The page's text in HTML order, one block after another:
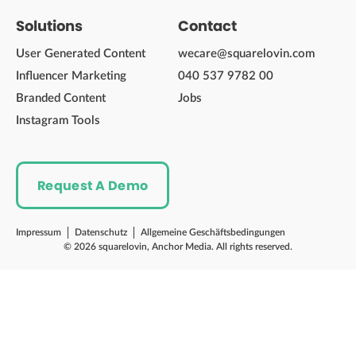
Solutions
User Generated Content
Influencer Marketing
Branded Content
Instagram Tools
Contact
wecare@squarelovin.com
040 537 9782 00
Jobs
© 2026 squarelovin, Anchor Media. All rights reserved.
Impressum Datenschutz Allgemeine Geschäftsbedingungen
Request A Demo